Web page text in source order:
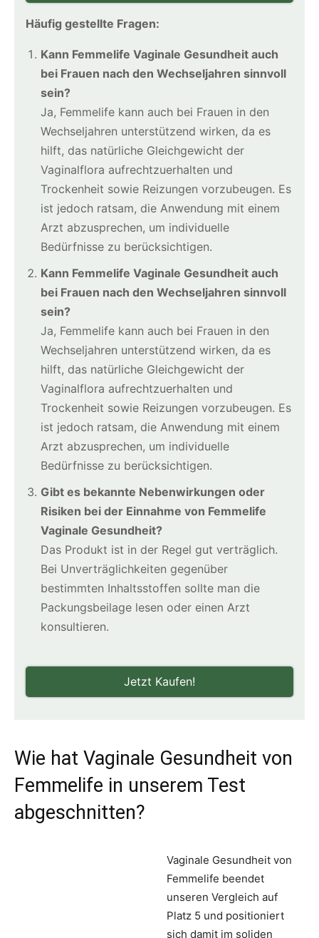
Häufig gestellte Fragen:
Kann Femmelife Vaginale Gesundheit auch
bei Frauen nach den Wechseljahren sinnvoll
sein?
Ja, Femmelife kann auch bei Frauen in den
Wechseljahren unterstützend wirken, da es
hilft, das natürliche Gleichgewicht der
Vaginalflora aufrechtzuerhalten und
Trockenheit sowie Reizungen vorzubeugen. Es
ist jedoch ratsam, die Anwendung mit einem
Arzt abzusprechen, um individuelle
Bedürfnisse zu berücksichtigen.
Kann Femmelife Vaginale Gesundheit auch
bei Frauen nach den Wechseljahren sinnvoll
sein?
Ja, Femmelife kann auch bei Frauen in den
Wechseljahren unterstützend wirken, da es
hilft, das natürliche Gleichgewicht der
Vaginalflora aufrechtzuerhalten und
Trockenheit sowie Reizungen vorzubeugen. Es
ist jedoch ratsam, die Anwendung mit einem
Arzt abzusprechen, um individuelle
Bedürfnisse zu berücksichtigen.
Gibt es bekannte Nebenwirkungen oder
Risiken bei der Einnahme von Femmelife
Vaginale Gesundheit?
Das Produkt ist in der Regel gut verträglich.
Bei Unverträglichkeiten gegenüber
bestimmten Inhaltsstoffen sollte man die
Packungsbeilage lesen oder einen Arzt
konsultieren.
Jetzt Kaufen!
Wie hat Vaginale Gesundheit von
Femmelife in unserem Test
abgeschnitten?
Vaginale Gesundheit von
Femmelife beendet
unseren Vergleich auf
Platz 5 und positioniert
sich damit im soliden